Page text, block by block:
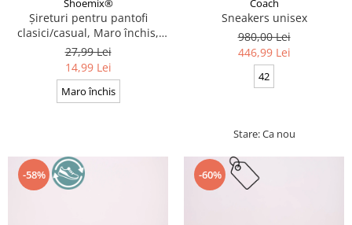
Șireturi pentru pantofi
clasici/casual, Maro închis,
Cerate, Calitate premium, 110
cm x 0.3 cm
27,99 Lei
14,99 Lei
Maro închis
Sneakers unisex
980,00 Lei
446,99 Lei
42
Stare: Ca nou
-58% -60%